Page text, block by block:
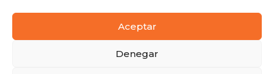
Aceptar
Denegar